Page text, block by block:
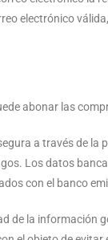
electrónico
abonar las
a través de
Los datos
con el banco
de la información